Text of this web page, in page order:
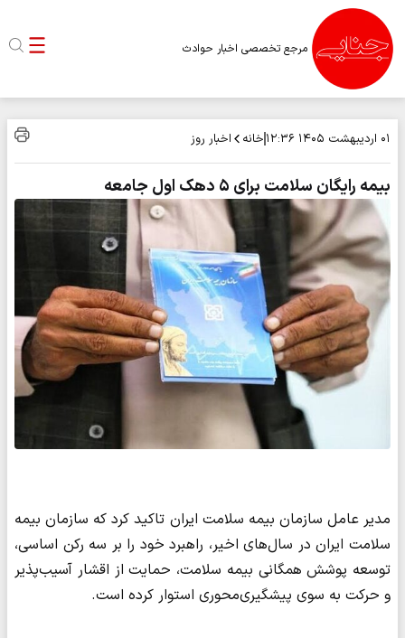
مرجع تخصصی اخبار حوادث
۰۱ اردیبهشت ۱۴۰۵ ۱۲:۳۶ خانه اخبار روز
بیمه رایگان سلامت برای ۵ دهک اول جامعه
مدیر عامل سازمان بیمه سلامت ایران تاکید کرد که سازمان بیمه
سلامت ایران در سال‌های اخیر، راهبرد خود را بر سه رکن اساسی،
توسعه پوشش همگانی بیمه سلامت، حمایت از اقشار آسیب‌پذیر
و حرکت به سوی پیشگیری‌محوری استوار کرده است.